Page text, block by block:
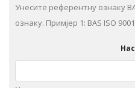
Унесите референтну ознаку
ознаку. Примjeр 1: BAS ISO